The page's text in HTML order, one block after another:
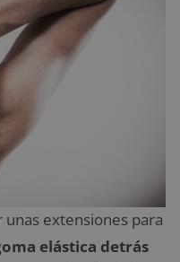
unas extensiones para
elástica detrás